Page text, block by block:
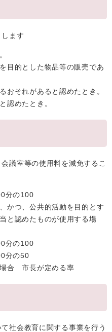
ます
目的とした物品等の販売であ
おそれがあると認めたとき。
認めたとき。
議室等の使用料を減免するこ
分の100
かつ、公共的活動を目的とす
と認めたものが使用する場
分の100
分の50
合 市長が定める率
社会教育に関する事業を行う